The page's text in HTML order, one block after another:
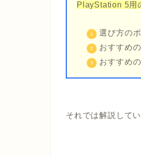
PlayStation 5用
選び方の
おすすめ
おすすめ
それでは解説してい